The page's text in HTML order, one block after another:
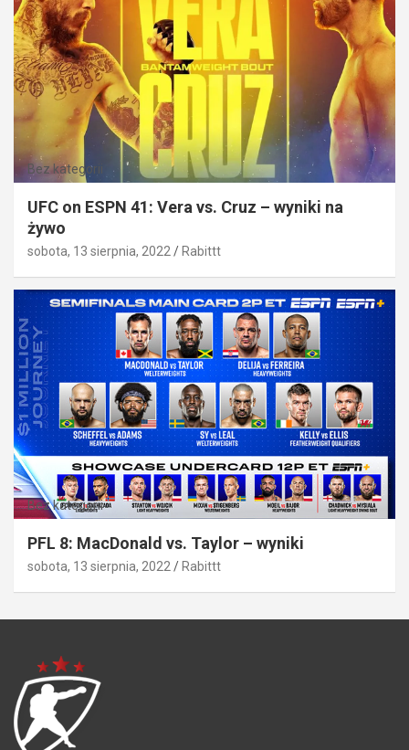
Bez kategorii
UFC on ESPN 41: Vera vs. Cruz – wyniki na
żywo
sobota, 13 sierpnia, 2022 Rabittt
Bez kategorii
PFL 8: MacDonald vs. Taylor – wyniki
sobota, 13 sierpnia, 2022 Rabittt